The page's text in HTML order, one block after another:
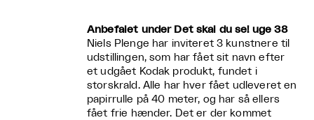
Anbefalet under Det skal du se! uge 38
Niels Plenge har inviteret 3 kunstnere til
udstillingen, som har fået sit navn efter
et udgået Kodak produkt, fundet i
storskrald. Alle har hver fået udleveret en
papirrulle på 40 meter, og har så ellers
fået frie hænder. Det er der kommet